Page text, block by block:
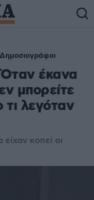
Δημοσιογράφοι
έκανα
μπορείτε
λεγόταν
κοπεί οι